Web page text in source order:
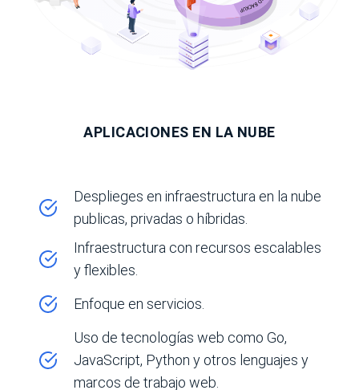
APLICACIONES EN LA NUBE
Desplieges en infraestructura en la nube
publicas, privadas o híbridas.
Infraestructura con recursos escalables
y flexibles.
Enfoque en servicios.
Uso de tecnologías web como Go,
JavaScript, Python y otros lenguajes y
marcos de trabajo web.